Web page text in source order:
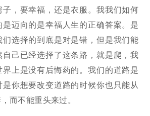
子，要幸福，还是衣服。我我们如何
迈向的是幸福人生的正确答案。是
们选择的到底是对是错，但是我们能
己已经选择了这条路，就是爬，我
上是没有后悔药的。我们的道路是
你想要改变道路的时候你也只能从
而不能重头来过。